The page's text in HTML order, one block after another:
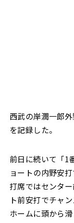
西武の岸潤一郎
を記録した。
前日に続いて「1
ョートの内野安
打席ではセンタ
ト前安打でチャ
ホームに頭から滑